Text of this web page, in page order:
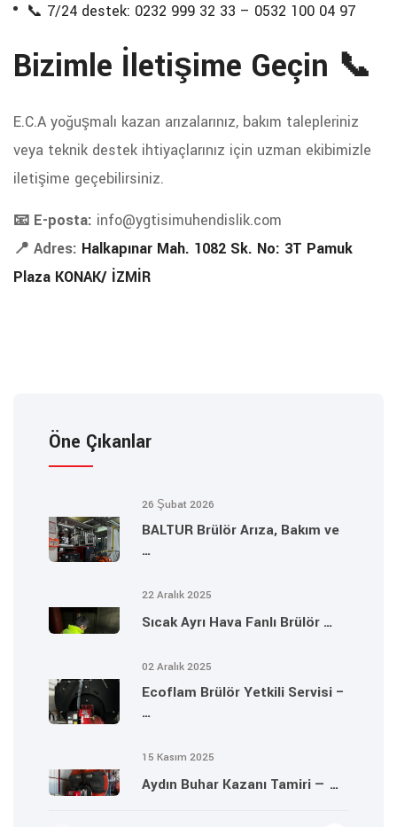
📞 7/24 destek: 0232 999 32 33 – 0532 100 04 97
Bizimle İletişime Geçin 📞
E.C.A yoğuşmalı kazan arızalarınız, bakım talepleriniz
veya teknik destek ihtiyaçlarınız için uzman ekibimizle
iletişime geçebilirsiniz.
📧 E-posta: info@ygtisimuhendislik.com
📍 Adres: Halkapınar Mah. 1082 Sk. No: 3T Pamuk
Plaza KONAK/ İZMİR
Öne Çıkanlar
26 Şubat 2026
BALTUR Brülör Arıza, Bakım ve
…
22 Aralık 2025
Sıcak Ayrı Hava Fanlı Brülör …
02 Aralık 2025
Ecoflam Brülör Yetkili Servisi –
…
15 Kasım 2025
Aydın Buhar Kazanı Tamiri — …